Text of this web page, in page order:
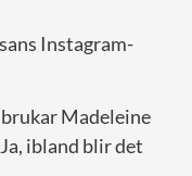
Instagram-
Madeleine
ibland blir det